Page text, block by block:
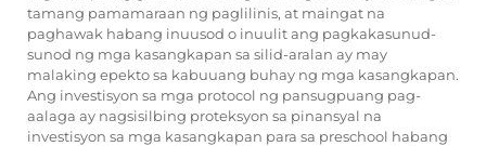
tamang pamamaraan ng paglilinis, at maingat na
paghawak habang inuusod o inuulit ang pagkakasunud-
sunod ng mga kasangkapan sa silid-aralan ay may
malaking epekto sa kabuuang buhay ng mga kasangkapan.
Ang investisyon sa mga protocol ng pansugpuang pag-
aalaga ay nagsisilbing proteksyon sa pinansyal na
investisyon sa mga kasangkapan para sa preschool habang